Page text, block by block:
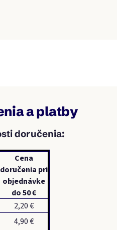
a platby
doručenia:
Cena
doručenia pri
objednávke
do 50 €
2,20 €
4,90 €